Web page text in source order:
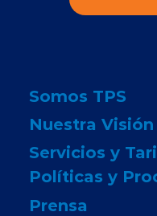
Somos TPS
Nuestra
Servicios y
Políticas y
Prensa